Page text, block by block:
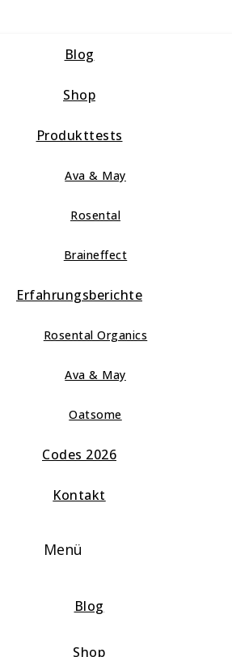
Blog
Shop
Produkttests
Ava & May
Rosental
Braineffect
Erfahrungsberichte
Rosental Organics
Ava & May
Oatsome
Codes 2026
Kontakt
Menü
Blog
Shop